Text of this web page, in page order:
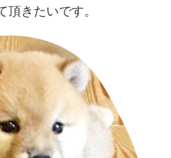
頂きたいです。